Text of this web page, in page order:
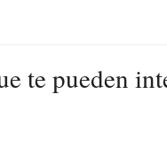
te pueden